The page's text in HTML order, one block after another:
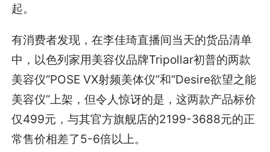
起。
有消费者发现，在李佳琦直播间当天的货品清单
中，以色列家用美容仪品牌Tripollar初普的两款
美容仪“POSE VX射频美体仪”和“Desire欲望之能
美容仪”上架，但令人惊讶的是，这两款产品标价
仅499元，与其官方旗舰店的2199-3688元的正
常售价相差了5-6倍以上。